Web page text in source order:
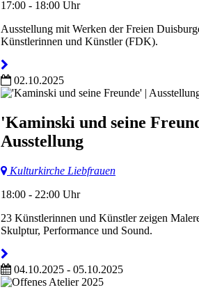
17:00 - 18:00 Uhr
Ausstellung mit Werken der Freien
Künstlerinnen und Künstler (FDK).
02.10.2025
'Kaminski und seine
Ausstellung
Kulturkirche Liebfrauen
18:00 - 22:00 Uhr
23 Künstlerinnen und Künstler zeigen
Skulptur, Performance und Sound.
04.10.2025 - 05.10.2025